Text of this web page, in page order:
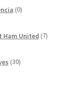
0izdelkov
Ham United 7izdelkov
30izdelkov